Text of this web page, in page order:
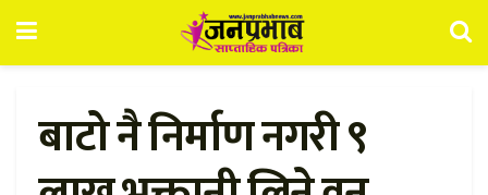
बाटो नै निर्माण नगरी ९